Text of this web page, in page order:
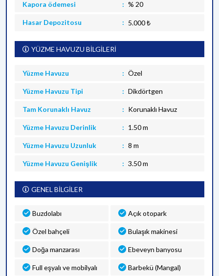
Kapora ödemesi % 20
Hasar Depozitosu 5.000 ₺
YÜZME HAVUZU BİLGİLERİ
Yüzme Havuzu Özel
Yüzme Havuzu Tipi Dikdörtgen
Tam Korunaklı Havuz Korunaklı Havuz
Yüzme Havuzu Derinlik 1.50 m
Yüzme Havuzu Uzunluk 8 m
Yüzme Havuzu Genişlik 3.50 m
GENEL BİLGİLER
Buzdolabı Açık otopark
Özel bahçeli Bulaşık makinesi
Doğa manzarası Ebeveyn banyosu
Full eşyalı ve mobilyalı Barbekü (Mangal)